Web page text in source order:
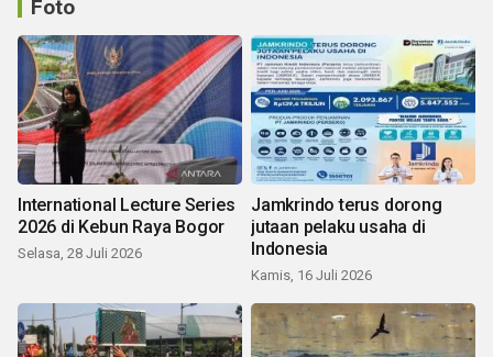
Foto
International Lecture Series
2026 di Kebun Raya Bogor
Selasa, 28 Juli 2026
Jamkrindo terus dorong
jutaan pelaku usaha di
Indonesia
Kamis, 16 Juli 2026